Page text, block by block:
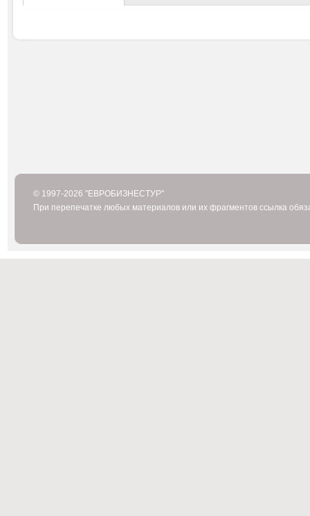
© 1997-2026 "ЕВРОБИЗНЕСТУР"
При перепечатке любых материалов или их фрагментов ссылка